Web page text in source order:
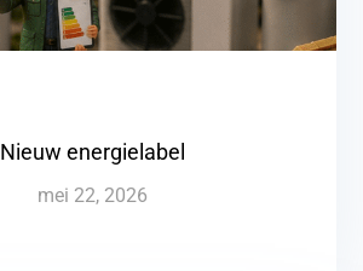
Nieuw energielabel
mei 22, 2026